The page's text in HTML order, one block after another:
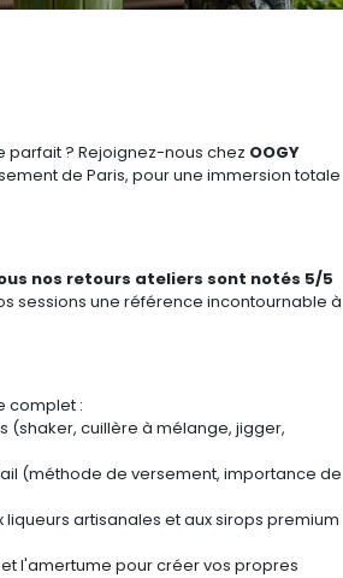
? Rejoignez-nous chez OOGY
de Paris, pour une immersion totale
nos retours ateliers sont notés 5/5
sessions une référence incontournable à
complet :
(shaker, cuillère à mélange, jigger,
(méthode de versement, importance de
artisanales et aux sirops premium
l'amertume pour créer vos propres